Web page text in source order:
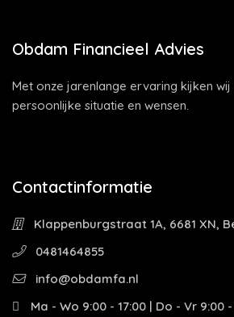
Obdam Financieel Advies
Met onze jarenlange ervaring kijken
persoonlijke situatie en wensen.
Contactinformatie
Klappenburgstraat 1A, 6681 XN,
0481464855
info@obdamfa.nl
Ma - Wo 9:00 - 17:00 | Do - Vr 9:00